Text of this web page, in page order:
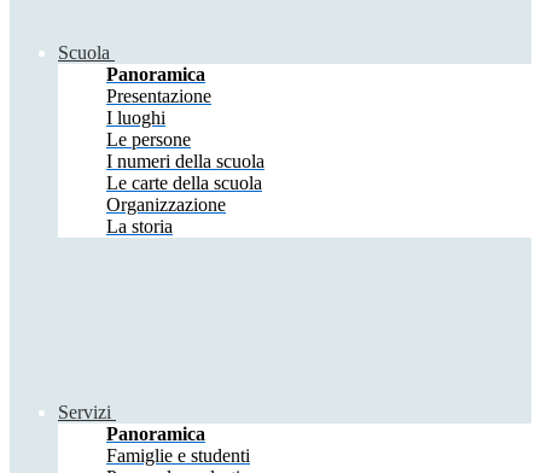
Scuola
Panoramica
Presentazione
I luoghi
Le persone
I numeri della scuola
Le carte della scuola
Organizzazione
La storia
Servizi
Panoramica
Famiglie e studenti